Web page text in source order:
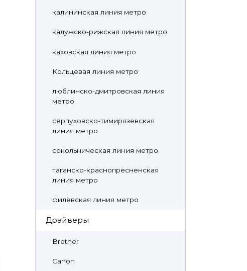
калининская линия метро
калужско-рижская линия метро
каховская линия метро
Кольцевая линия метро
люблинско-дмитровская линия
метро
серпуховско-тимирязевская
линия метро
сокольническая линия метро
таганско-краснопресненская
линия метро
филёвская линия метро
Драйверы
Brother
Canon